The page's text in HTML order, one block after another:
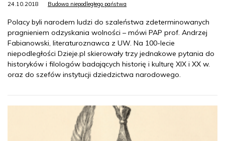
24.10.2018 Budowa niepodległego państwa
Polacy byli narodem ludzi do szaleństwa zdeterminowanych
pragnieniem odzyskania wolności – mówi PAP prof. Andrzej
Fabianowski, literaturoznawca z UW. Na 100-lecie
niepodległości Dzieje.pl skierowały trzy jednakowe pytania do
historyków i filologów badających historię i kulturę XIX i XX w.
oraz do szefów instytucji dziedzictwa narodowego.